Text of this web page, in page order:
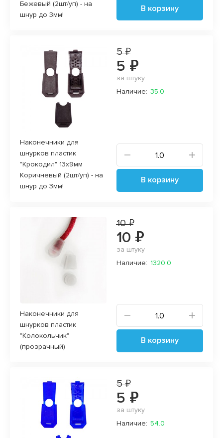
Бежевый (2шт/уп) - на
шнур до 3мм!
В корзину
Наконечники для
шнурков пластик
"Крокодил" 13х9мм
Коричневый (2шт/уп) - на
шнур до 3мм!
5 ₽
5 ₽
за штуку
Наличие: 35.0
В корзину
Наконечники для
шнурков пластик
"Колокольчик"
(прозрачный)
10 ₽
10 ₽
за штуку
Наличие: 1320.0
В корзину
5 ₽
5 ₽
за штуку
Наличие: 54.0